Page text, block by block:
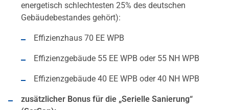
energetisch schlechtesten 25% des deutschen
Gebäudebestandes gehört):
Effizienzhaus 70 EE WPB
Effizienzgebäude 55 EE WPB oder 55 NH WPB
Effizienzgebäude 40 EE WPB oder 40 NH WPB
zusätzlicher Bonus für die „Serielle Sanierung“